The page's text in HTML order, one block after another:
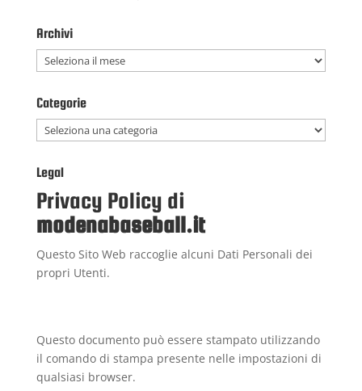
Archivi
Archivi
Categorie
Categorie
Legal
Privacy Policy di
modenabaseball.it
Questo Sito Web raccoglie alcuni Dati Personali dei
propri Utenti.
Questo documento può essere stampato utilizzando
il comando di stampa presente nelle impostazioni di
qualsiasi browser.